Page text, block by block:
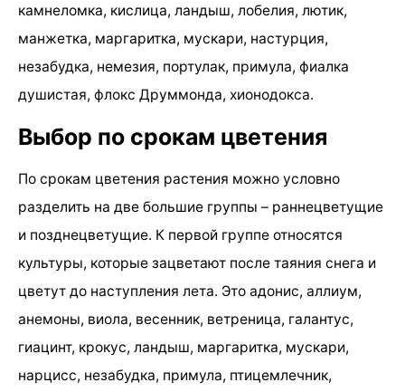
камнеломка, кислица, ландыш, лобелия, лютик,
манжетка, маргаритка, мускари, настурция,
незабудка, немезия, портулак, примула, фиалка
душистая, флокс Друммонда, хионодокса.
Выбор по срокам цветения
По срокам цветения растения можно условно
разделить на две большие группы – раннецветущие
и позднецветущие. К первой группе относятся
культуры, которые зацветают после таяния снега и
цветут до наступления лета. Это адонис, аллиум,
анемоны, виола, весенник, ветреница, галантус,
гиацинт, крокус, ландыш, маргаритка, мускари,
нарцисс, незабудка, примула, птицемлечник,